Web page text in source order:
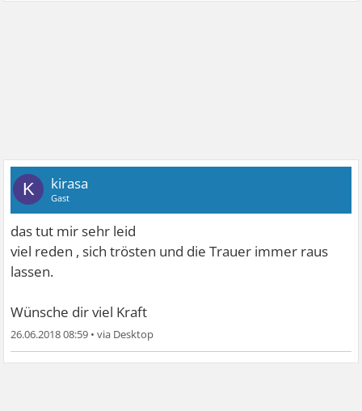
K kirasa
Gast
das tut mir sehr leid
viel reden , sich trösten und die Trauer immer raus
lassen.
Wünsche dir viel Kraft
26.06.2018 08:59 •